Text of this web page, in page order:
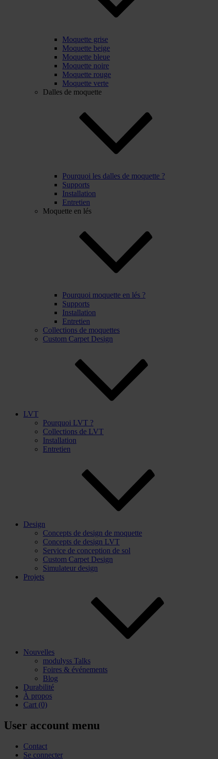
Moquette grise
Moquette beige
Moquette bleue
Moquette noire
Moquette rouge
Moquette verte
Dalles de moquette
Pourquoi les dalles de moquette ?
Supports
Installation
Entretien
Moquette en lés
Pourquoi moquette en lés ?
Supports
Installation
Entretien
Collections de moquettes
Custom Carpet Design
LVT
Pourquoi LVT ?
Collections de LVT
Installation
Entretien
Design
Concepts de design de moquette
Concepts de design LVT
Service de conception de sol
Custom Carpet Design
Simulateur design
Projets
Nouvelles
modulyss Talks
Foires & événements
Blog
Durabilité
À propos
Cart (0)
User account menu
Contact
Se connecter